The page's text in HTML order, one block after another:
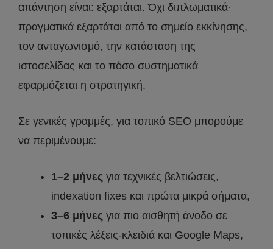
απάντηση είναι: εξαρτάται. Όχι διπλωματικά·
πραγματικά εξαρτάται από το σημείο εκκίνησης,
τον ανταγωνισμό, την κατάσταση της
ιστοσελίδας και το πόσο συστηματικά
εφαρμόζεται η στρατηγική.
Σε γενικές γραμμές, για τοπικό SEO μπορούμε
να περιμένουμε:
1–2 μήνες για τεχνικές βελτιώσεις,
indexation fixes και πρώτα μικρά σήματα,
3–6 μήνες για πιο αισθητή άνοδο σε
τοπικές λέξεις-κλειδιά και Google Maps,